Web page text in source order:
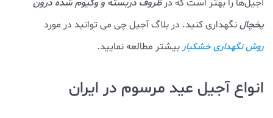
آجیل‌ها را بهتر است که درظروف دربسته و وکیوم شده درون
یخچالنگهداری کنید. در بلاگ آجیل چی می توانید در مورد
روش نگهداری خشکباربیشتر مطالعه نمایید.
انواع آجیل عید مرسوم در ایران